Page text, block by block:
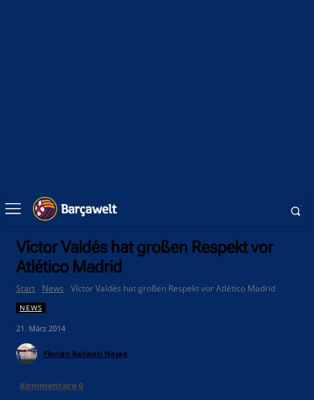
Víctor Valdés hat großen Respekt vor
Atlético Madrid
Start News Víctor Valdés hat großen Respekt vor Atlético Madrid
NEWS
21. März 2014
Florian Rahbari Nejad
Kommentare0